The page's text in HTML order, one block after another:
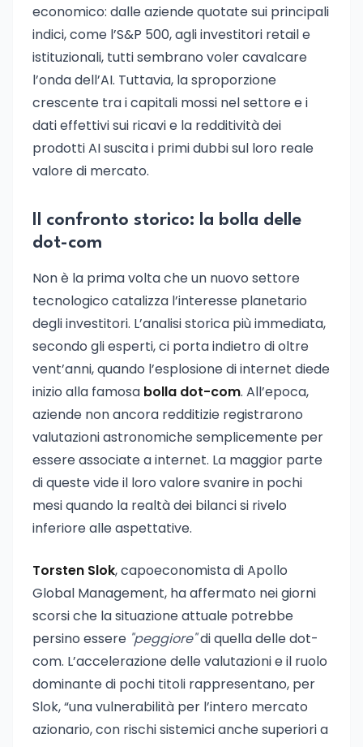
economico: dalle aziende quotate sui principali
indici, come l’S&P 500, agli investitori retail e
istituzionali, tutti sembrano voler cavalcare
l’onda dell’AI. Tuttavia, la sproporzione
crescente tra i capitali mossi nel settore e i
dati effettivi sui ricavi e la redditività dei
prodotti AI suscita i primi dubbi sul loro reale
valore di mercato.
Il confronto storico: la bolla delle
dot-com
Non è la prima volta che un nuovo settore
tecnologico catalizza l’interesse planetario
degli investitori. L’analisi storica più immediata,
secondo gli esperti, ci porta indietro di oltre
vent’anni, quando l’esplosione di internet diede
inizio alla famosa bolla dot-com. All’epoca,
aziende non ancora redditizie registrarono
valutazioni astronomiche semplicemente per
essere associate a internet. La maggior parte
di queste vide il loro valore svanire in pochi
mesi quando la realtà dei bilanci si rivelo
inferiore alle aspettative.
Torsten Slok, capoeconomista di Apollo
Global Management, ha affermato nei giorni
scorsi che la situazione attuale potrebbe
persino essere "peggiore"di quella delle dot-
com. L’accelerazione delle valutazioni e il ruolo
dominante di pochi titoli rappresentano, per
Slok, “una vulnerabilità per l’intero mercato
azionario, con rischi sistemici anche superiori a